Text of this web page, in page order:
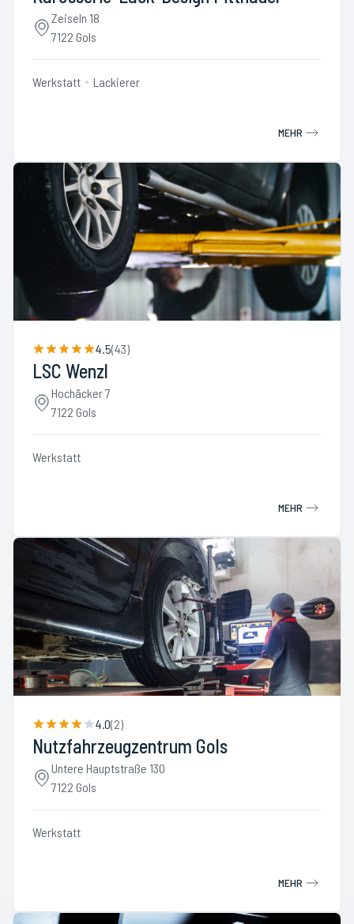
Zeiseln 18
7122 Gols
Werkstatt Lackierer
MEHR
4.5(43)
LSC Wenzl
Hochäcker 7
7122 Gols
Werkstatt
MEHR
4.0(2)
Nutzfahrzeugzentrum Gols
Untere Hauptstraße 130
7122 Gols
Werkstatt
MEHR